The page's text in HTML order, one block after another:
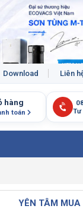
Download Liên
hàng
toán
YÊN TÂM